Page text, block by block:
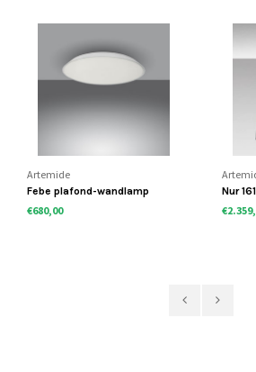
Artemide
Febe plafond-wandlamp
€680,00
Nur